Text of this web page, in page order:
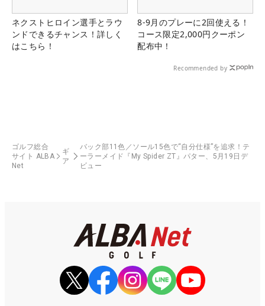
ネクストヒロイン選手とラウ
ンドできるチャンス！詳しく
はこちら！
8-9月のプレーに2回使える！
コース限定2,000円クーポン
配布中！
Recommended by
ゴルフ総合
サイト ALBA
Net
ギ
ア
バック部11色／ソール15色で“自分仕様”を追求！テ
ーラーメイド『My Spider ZT』パター、5月19日デ
ビュー